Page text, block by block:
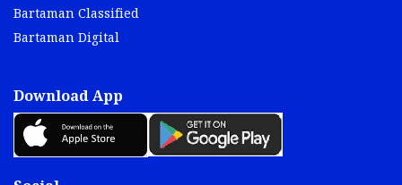
Bartaman Classified
Bartaman Digital
Download App